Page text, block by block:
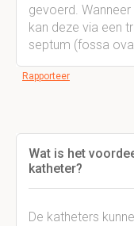
gevoerd.
kan deze via een
septum (fossa
Rapporteer
Wat is het
katheter?
De katheters